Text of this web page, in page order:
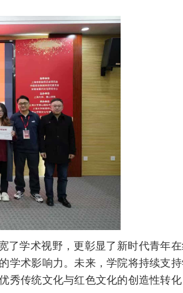
了学术视野，更彰显了新时代青年
学术影响力。未来，学院将持续支
秀传统文化与红色文化的创造性转